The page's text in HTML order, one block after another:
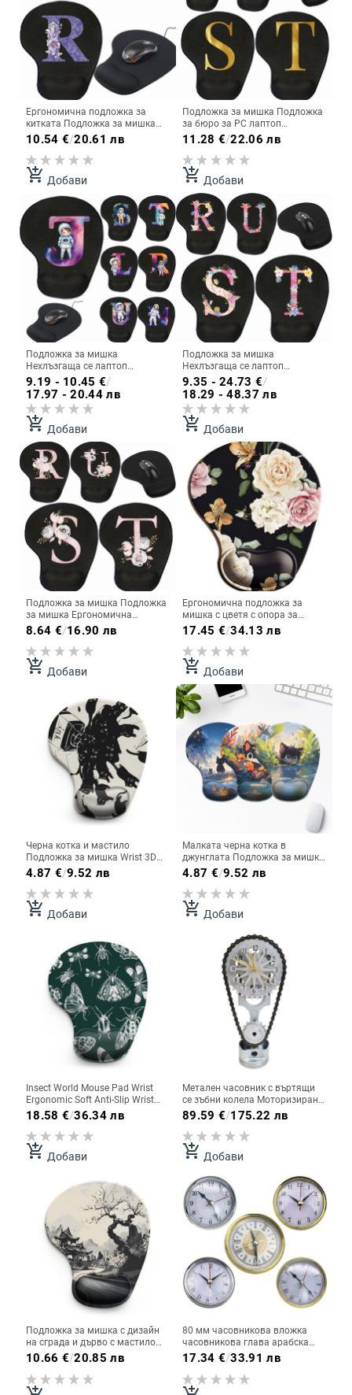
Ергономична подложка за
китката Подложка за мишка
Удобна опора за китката
Неплъзгаща се подложка за
мишки Мека лилава серия
цветя Подложка за мишка
Компютър Лаптоп Компютър
10.54 €/20.61 лв
add_shopping_cart Добави
Подложка за мишка Подложка
за бюро за PC лаптоп
Ергономични нехлъзгащи се
подложки за мишка Подложка
за китки Letter Series Офис
аксесоари Подложки за мишка
11.28 €/22.06 лв
add_shopping_cart Добави
Подложка за мишка
Нехлъзгаща се лаптоп
Геймърска подложка за мишка
Премиум скоростна и
контролна подложка за бюро
Подложка за мишка Серия
Astronaut Висококачествена
подложка за бюро
9.19 - 10.45 €/
17.97 - 20.44 лв
add_shopping_cart Добави
Подложка за мишка
Нехлъзгаща се лаптоп
Подложка за мишка за игри
Premium Speed and Control Desk
Pad Подложка за мишка Pink
Letter Series Висококачествена
подложка за бюро
9.35 - 24.73 €/
18.29 - 48.37 лв
add_shopping_cart Добави
Подложка за мишка Подложка
за мишка Ергономична
подложка за китката Удобна
опора за китката Серия розови
цветя Неплъзгаща се подложка
за мишка за компютър Лаптоп
Компютър
8.64 €/16.90 лв
add_shopping_cart Добави
Ергономична подложка за
мишка с цветя с опора за
китката, сладки подложки за
мишка, неплъзгаща се гумена
основа за домашен офис,
работа, учене, компютърна
игра
17.45 €/34.13 лв
add_shopping_cart Добави
Черна котка и мастило
Подложка за мишка Wrist 3D
Ергономична мека
противоплъзгаща опора за
китката Подложка Подложка
за компютърна мишка за офис
компютър
4.87 €/9.52 лв
add_shopping_cart Добави
Малката черна котка в
джунглата Подложка за мишка
Ергономична мека
противоплъзгаща подложка за
китката Подложка за подложка
за компютърна мишка за офис
компютър
4.87 €/9.52 лв
add_shopping_cart Добави
Insect World Mouse Pad Wrist
Ergonomic Soft Anti-Slip Wrist
Rest Support Mat Компютърна
подложка за мишка за офис
компютър
18.58 €/36.34 лв
add_shopping_cart Добави
Метален часовник с въртящи
се зъбни колела Моторизиран
часовник с верига за
всекидневна, спалня, спални,
училища, инструмент за
декорация на часовник с
верига
89.59 €/175.22 лв
add_shopping_cart Добави
Подложка за мишка с дизайн
на сграда и дърво с мастило
Ергономична мека
противоплъзгаща подложка за
китката Подложка за подложка
за компютърна мишка за офис
10.66 €/20.85 лв
80 мм часовникова вложка
часовникова глава арабска
цифра римска цифра
часовникова вложка добавя
чар към всяко пространство
лесно четене
17.34 €/33.91 лв